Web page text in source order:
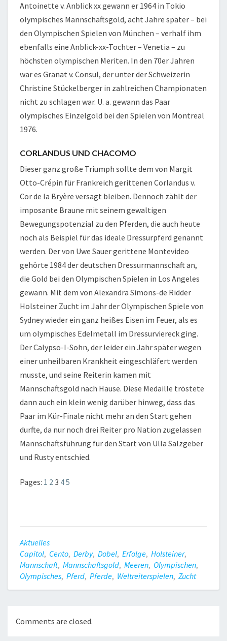
Antoinette v. Anblick xx gewann er 1964 in Tokio
olympisches Mannschaftsgold, acht Jahre später – bei
den Olympischen Spielen von München – verhalf ihm
ebenfalls eine Anblick-xx-Tochter – Venetia – zu
höchsten olympischen Meriten. In den 70er Jahren
war es Granat v. Consul, der unter der Schweizerin
Christine Stückelberger in zahlreichen Championaten
nicht zu schlagen war. U. a. gewann das Paar
olympisches Einzelgold bei den Spielen von Montreal
1976.
CORLANDUS UND CHACOMO
Dieser ganz große Triumph sollte dem von Margit
Otto-Crépin für Frankreich gerittenen Corlandus v.
Cor de la Bryère versagt bleiben. Dennoch zählt der
imposante Braune mit seinem gewaltigen
Bewegungspotenzial zu den Pferden, die auch heute
noch als Beispiel für das ideale Dressurpferd genannt
werden. Der von Uwe Sauer gerittene Montevideo
gehörte 1984 der deutschen Dressurmannschaft an,
die Gold bei den Olympischen Spielen in Los Angeles
gewann. Mit dem von Alexandra Simons-de Ridder
Holsteiner Zucht im Jahr der Olympischen Spiele von
Sydney wieder ein ganz heißes Eisen im Feuer, als es
um olympisches Edelmetall im Dressurviereck ging.
Der Calypso-I-Sohn, der leider ein Jahr später wegen
einer unheilbaren Krankheit eingeschläfert werden
musste, und seine Reiterin kamen mit
Mannschaftsgold nach Hause. Diese Medaille tröstete
dann auch ein klein wenig darüber hinweg, dass das
Paar im Kür-Finale nicht mehr an den Start gehen
durfte, da nur noch drei Reiter pro Nation zugelassen
Mannschaftsführung für den Start von Ulla Salzgeber
und Rusty entschied.
Pages: 1 2 3 45
Aktuelles
Capitol, Cento, Derby, Dobel, Erfolge, Holsteiner,
Mannschaft, Mannschaftsgold, Meeren, Olympischen,
Olympisches, Pferd, Pferde, Weltreiterspielen, Zucht
Comments are closed.